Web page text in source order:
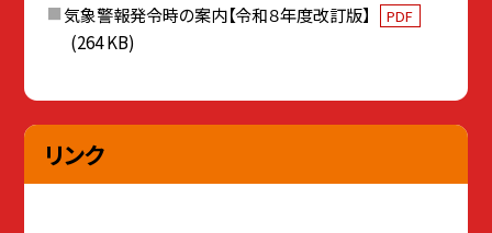
気象警報発令時の案内【令和８年度改訂版】 PDF
(264 KB)
リンク